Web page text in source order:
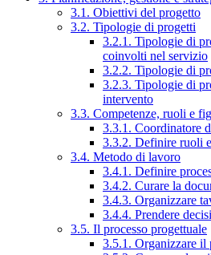
3.1. Obiettivi del progetto
3.2. Tipologie di progetti
3.2.1. Tipologie di
coinvolti nel servizio
3.2.2. Tipologie di
3.2.3. Tipologie di
intervento
3.3. Competenze, ruoli e
3.3.1. Coordinatore
3.3.2. Definire ruoli
3.4. Metodo di lavoro
3.4.1. Definire
3.4.2. Curare la
3.4.3. Organizzare
3.4.4. Prendere
3.5. Il processo progettuale
3.5.1. Organizzare il